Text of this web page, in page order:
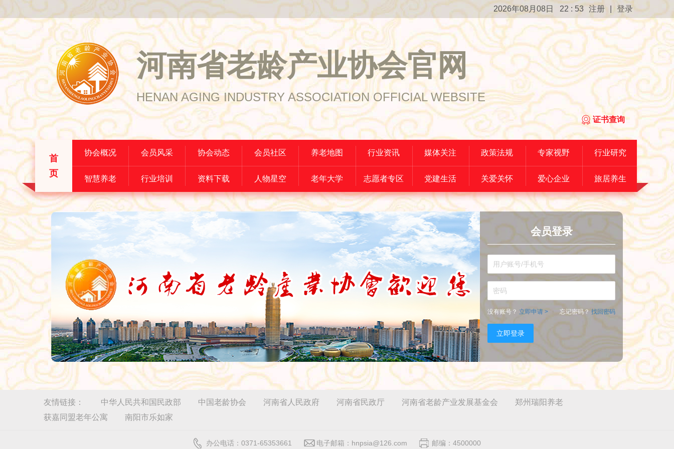
2026年08月08日 22 : 53 注册 登录
河南省老龄产业协会官网
HENAN AGING INDUSTRY ASSOCIATION OFFICIAL WEBSITE
证书查询
首
页
协会概况 会员风采 协会动态 会员社区 养老地图 行业资讯 媒体关注 政策法规 专家视野 行业研究
智慧养老 行业培训 资料下载 人物星空 老年大学 志愿者专区 党建生活 关爱关怀 爱心企业 旅居养生
会员登录
没有账号？ 立即申请 > 忘记密码？找回密码
立即登录
友情链接： 中华人民共和国民政部 中国老龄协会 河南省人民政府 河南省民政厅 河南省老龄产业发展基金会
郑州瑞阳养老
获嘉同盟老年公寓
南阳市乐如家
办公电话：0371-65353661 电子邮箱：hnpsia@126.com 邮编：4500000